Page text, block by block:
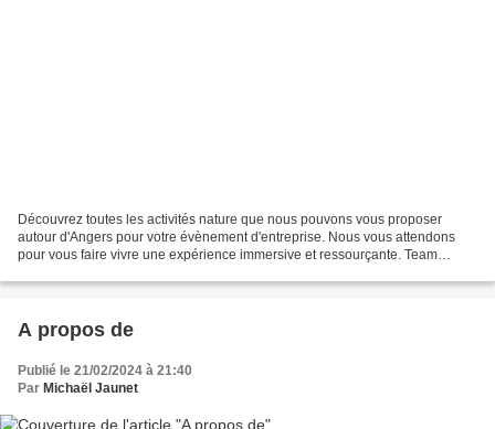
Découvrez toutes les activités nature que nous pouvons vous proposer
autour d'Angers pour votre évènement d'entreprise. Nous vous attendons
pour vous faire vivre une expérience immersive et ressourçante. Team
A propos de
Publié le 21/02/2024 à 21:40
Par Michaël Jaunet